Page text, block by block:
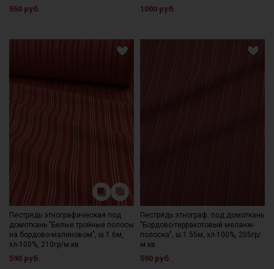
550 руб. 1000 руб.
Пестрядь этнографическая под
домоткань "Белые тройные полосы
на бордово-малиновом", ш.1.6м,
хл-100%, 210гр/м.кв
590 руб.
Пестрядь этнограф. под домоткань
"Бордово-терракотовый меланж-
полоска", ш.1.55м, хл-100%, 205гр/
м.кв
590 руб.